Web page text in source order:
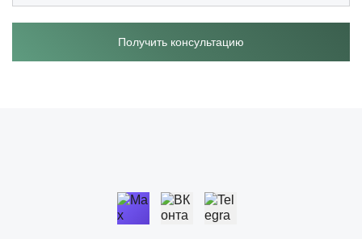
Получить консультацию